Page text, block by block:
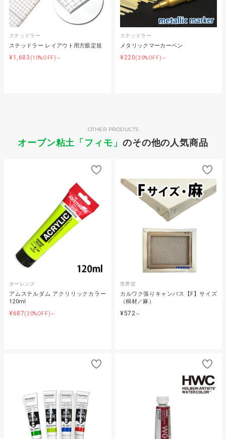
ステッドラー
ステッドラー レイアウト用方眼定規
¥1,683 (10%OFF)～
ステッドラー
メタリックマーカーペン
¥220(20%OFF)～
オーブン粘土「フィモ」 のその他の人気商品
OTHER PRODUCTS
ターレンス
アムステルダム アクリリックカラー
120ml
¥687(20%OFF)～
世界堂
カルワク張りキャンバス【F】サイズ
（桐材／麻）
¥572～